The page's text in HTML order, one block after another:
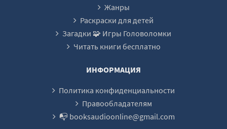
Жанры
Раскраски для детей
Загадки 🧩 Игры Головоломки
Читать книги бесплатно
ИНФОРМАЦИЯ
Политика конфиденциальности
Правообладателям
📭 booksaudioonline@gmail.com